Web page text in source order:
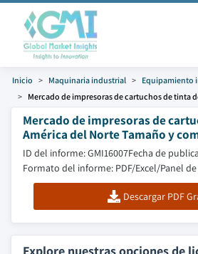
Inicio Maquinaria industrial
Equipamiento
Mercado de impresoras de cartuchos de tinta
Mercado de impresoras de
América del Norte Tamaño y
ID del informe: GMI16007Fecha de
Formato del informe: PDF/Excel/Panel
Descargar PDF